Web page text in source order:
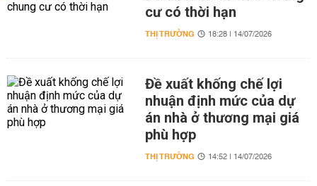
cư có thời hạn
THỊ TRƯỜNG 18:28 | 14/07/2026
Đề xuất khống chế lợi
nhuận định mức của dự
án nhà ở thương mại giá
phù hợp
THỊ TRƯỜNG 14:52 | 14/07/2026